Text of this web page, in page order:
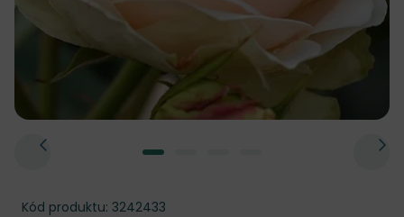
Kód produktu: 3242433